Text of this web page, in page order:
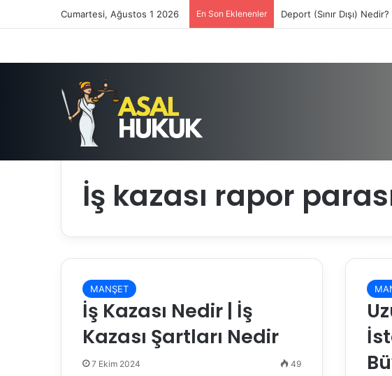
Cumartesi, Ağustos 1 2026 En Son Eklenenler Deport (Sınır Dışı)
İş kazası rapor
MANŞET
İş Kazası Nedir | İş
Kazası Şartları Nedir
7 Ekim 2024 49